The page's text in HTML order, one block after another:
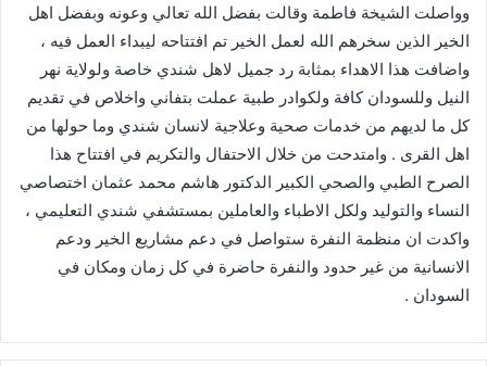
وواصلت الشيخة فاطمة وقالت بفضل الله تعالي وعونه وبفضل اهل
الخير الذين سخرهم الله لعمل الخير تم افتتاحه ليبداء العمل فيه ،
واضافت هذا الاهداء بمثابة رد جميل لاهل شندي خاصة ولولاية نهر
النيل وللسودان كافة ولكوادر طبية عملت بتفاني واخلاص في تقديم
كل ما لديهم من خدمات صحية وعلاجية لانسان شندي وما حولها من
اهل القرى . وامتدحت من خلال الاحتفال والتكريم في افتتاح هذا
الصرح الطبي والصحي الكبير الدكتور هاشم محمد عثمان اختصاصي
النساء والتوليد ولكل الاطباء والعاملين بمستشفي شندي التعليمي ،
واكدت ان منظمة النفرة ستواصل في دعم مشاريع الخير ودعم
الانسانية من غير حدود والنفرة حاضرة في كل زمان ومكان في
السودان .